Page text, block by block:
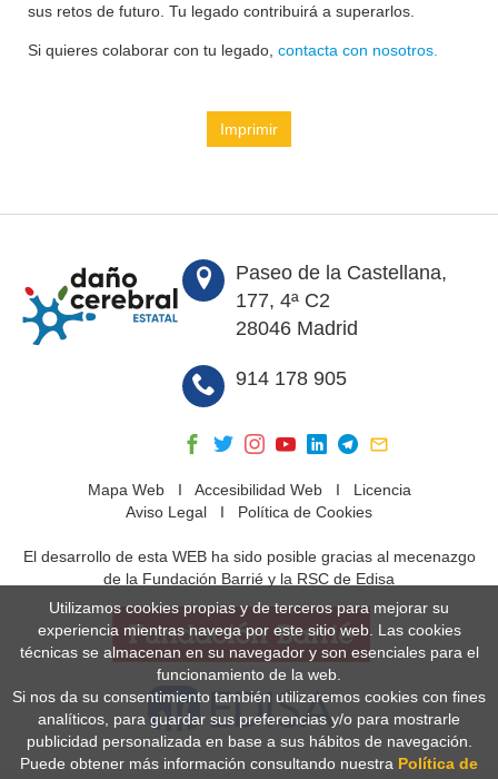
sus retos de futuro. Tu legado contribuirá a superarlos.
Si quieres colaborar con tu legado, contacta con nosotros.
Imprimir
Paseo de la Castellana,
177, 4ª C2
28046 Madrid
914 178 905
Mapa WebI Accesibilidad WebI Licencia
Aviso Legal I Política de Cookies
El desarrollo de esta WEB ha sido posible gracias al mecenazgo
de la Fundación Barrié y la RSC de Edisa
Utilizamos cookies propias y de terceros para mejorar su
experiencia mientras navega por este sitio web. Las cookies
técnicas se almacenan en su navegador y son esenciales para el
funcionamiento de la web.
Si nos da su consentimiento también utilizaremos cookies con fines
analíticos, para guardar sus preferencias y/o para mostrarle
publicidad personalizada en base a sus hábitos de navegación.
Puede obtener más información consultando nuestra Política de